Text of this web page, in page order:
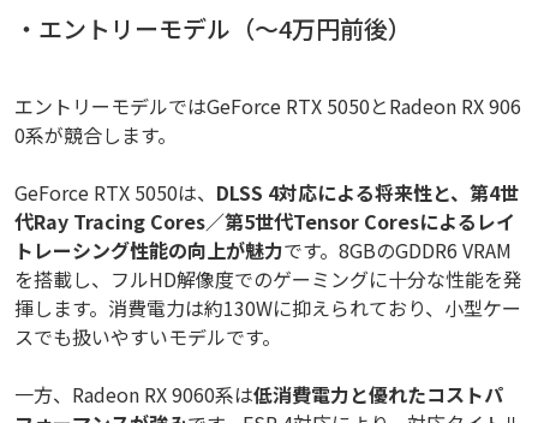
・エントリーモデル（～4万円前後）
エントリーモデルではGeForce RTX 5050とRadeon RX 906
0系が競合します。
GeForce RTX 5050は、 DLSS 4対応による将来性と、第4世
代Ray Tracing Cores／第5世代Tensor Coresによるレイ
トレーシング性能の向上が魅力です。8GBのGDDR6 VRAM
を搭載し、フルHD解像度でのゲーミングに十分な性能を発
揮します。消費電力は約130Wに抑えられており、小型ケー
スでも扱いやすいモデルです。
一方、Radeon RX 9060系は低消費電力と優れたコストパ